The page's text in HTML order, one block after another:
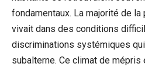
fondamentaux. La majorité de
vivait dans des conditions
discriminations systémiques
subalterne. Ce climat de